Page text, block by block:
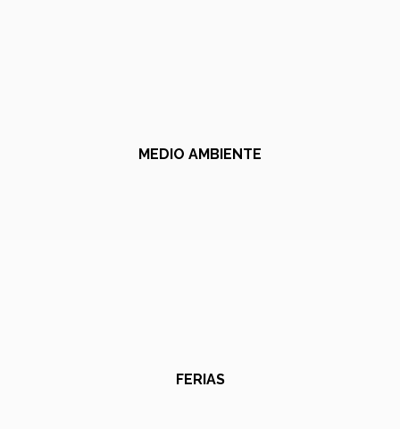
MEDIO AMBIENTE
FERIAS